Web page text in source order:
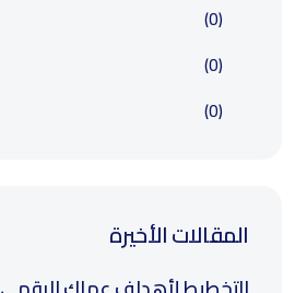
(0)
(0)
(0)
المقالات الأخيرة